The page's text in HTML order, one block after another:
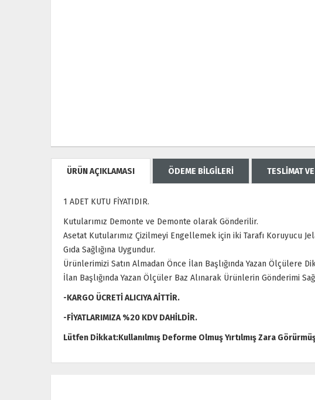
ÜRÜN AÇIKLAMASI ÖDEME BİLGİLERİ TESLİMAT
1 ADET KUTU FİYATIDIR.
Kutularımız Demonte ve Demonte olarak Gönderilir.
Asetat Kutularımız Çizilmeyi Engellemek için iki Tarafı Koruyucu
Gıda Sağlığına Uygundur.
Ürünlerimizi Satın Almadan Önce İlan Başlığında Yazan Ölçülere
İlan Başlığında Yazan Ölçüler Baz Alınarak Ürünlerin Gönderimi
-KARGO ÜCRETİ ALICIYA AİTTİR.
-FİYATLARIMIZA %20 KDV DAHİLDİR.
Lütfen Dikkat:Kullanılmış Deforme Olmuş Yırtılmış Zara